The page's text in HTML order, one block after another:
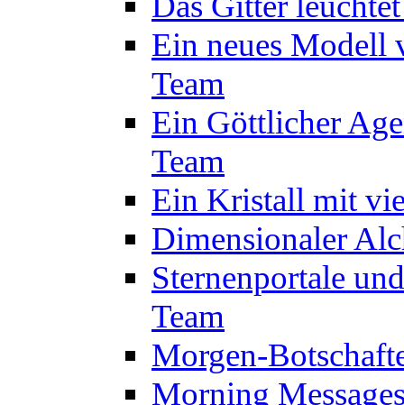
Ein neues Modell
Team
Ein Göttlicher
Team
Ein Kristall mit
Dimensionaler
Sternenportale
Team
Morgen-
Morning